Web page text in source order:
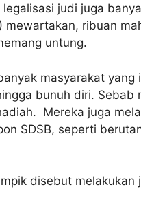
judi juga
mewartakan, ribuan
untung.
masyarakat
bunuh diri. Sebab
Mereka juga
SDSB, seperti
disebut melakukan